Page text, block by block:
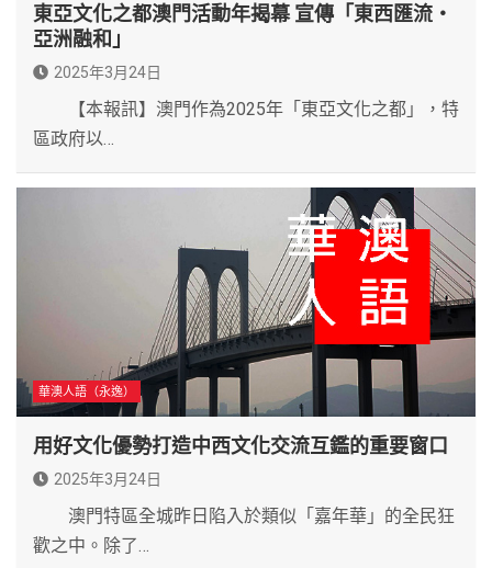
東亞文化之都澳門活動年揭幕 宣傳「東西匯流‧
亞洲融和」
2025年3月24日
【本報訊】澳門作為2025年「東亞文化之都」，特
區政府以…
華澳人語（永逸）
用好文化優勢打造中西文化交流互鑑的重要窗口
2025年3月24日
澳門特區全城昨日陷入於類似「嘉年華」的全民狂
歡之中。除了…